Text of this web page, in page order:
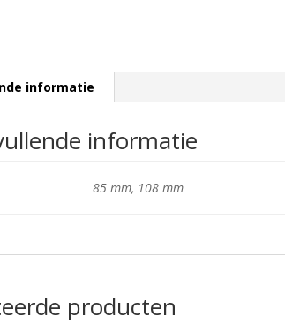
informatie
informatie
85 mm, 108 mm
producten